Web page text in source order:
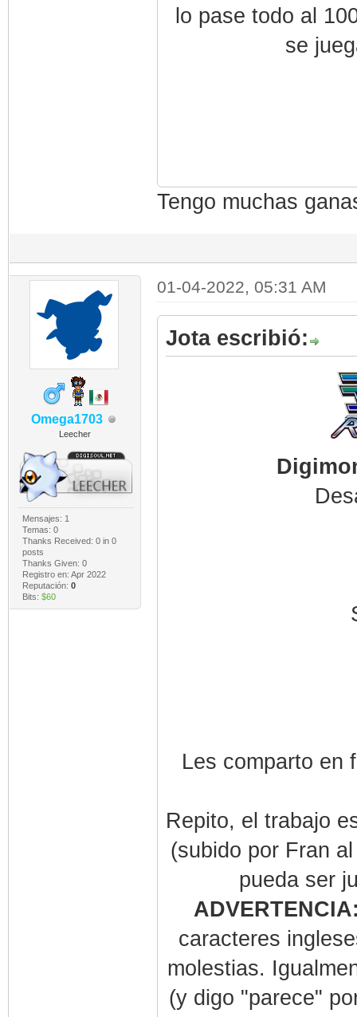
lo pase todo al
se
Tengo muchas
Omega1703
Leecher
Mensajes: 1
Temas: 0
Thanks Received: 0in 0
posts
Thanks Given: 0
Registro en: Apr 2022
Reputación: 0
Bits: $60
01-04-2022, 05:31 AM
Jota escribió:
Les comparto en
Repito, el trabajo
(subido por Fran
pueda ser
caracteres
molestias.
(y digo "parece"